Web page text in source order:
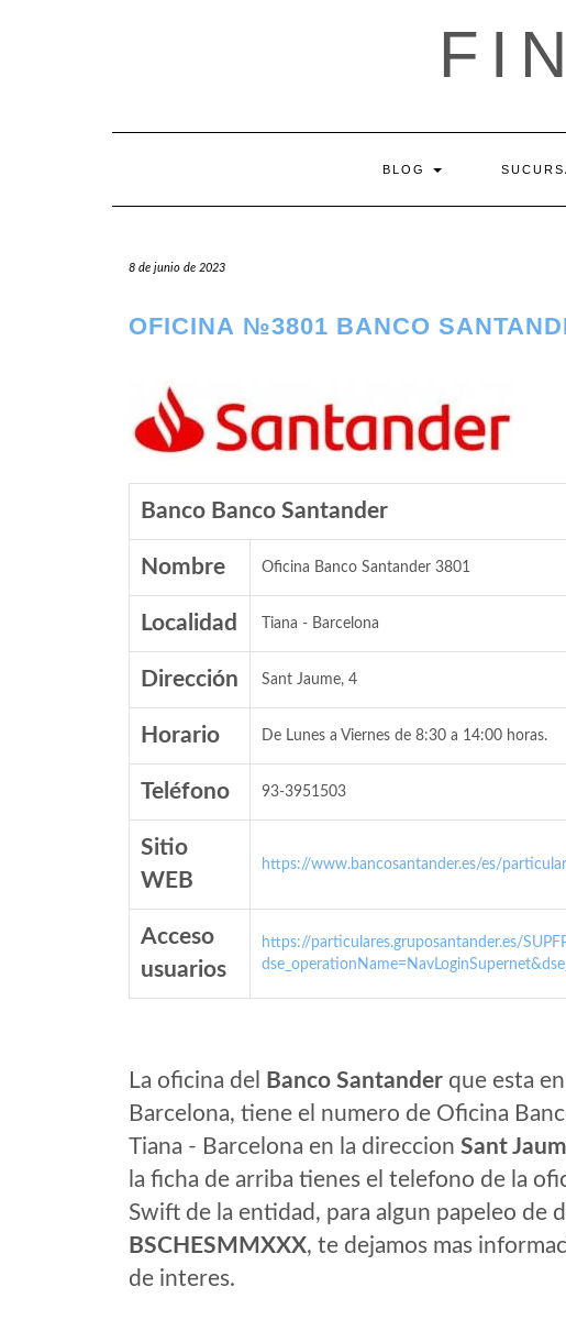
BLOG
8 de junio de 2023
OFICINA №3801 BANCO
Banco Banco Santander
Nombre Oficina Banco Santander 3801
Localidad Tiana - Barcelona
Dirección Sant Jaume, 4
Horario De Lunes a Viernes de 8:30 a 14:00 horas.
Teléfono 93-3951503
Sitio
WEB
https://www.bancosantander.es/es/
Acceso
usuarios
https://particulares.gruposantander.es/
La oficina del Banco Santander que esta
Barcelona, tiene el numero de Oficina
Tiana - Barcelona en la direccion Sant
la ficha de arriba tienes el telefono de la
Swift de la entidad, para algun papeleo de
BSCHESMMXXX, te dejamos mas
de interes.